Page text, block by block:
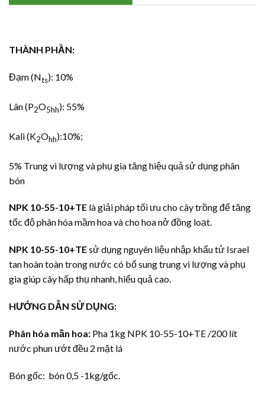
THÀNH PHẦN:
Đạm (Nts): 10%
Lân (P­2O5hh): 55%
Kali (K2O­hh):10%;
5% Trung vi lượng và phụ gia tăng hiệu quả sử dụng phân
bón
NPK 10-55-10+TE là giải pháp tối ưu cho cây trồng để tăng
tốc độ phân hóa mầm hoa và cho hoa nở đồng loạt.
NPK 10-55-10+TEsử dụng nguyên liệu nhập khẩu tử Israel
tan hoàn toàn trong nước có bổ sung trung vi lượng và phụ
gia giúp cây hấp thụ nhanh, hiểu quả cao.
HƯỚNG DẪN SỬ DỤNG:
Phân hóa mần hoa: Pha 1kg NPK 10-55-10+TE /200 lít
nước phun ướt đều 2 mặt lá
Bón gốc: bón 0,5 -1kg/gốc.